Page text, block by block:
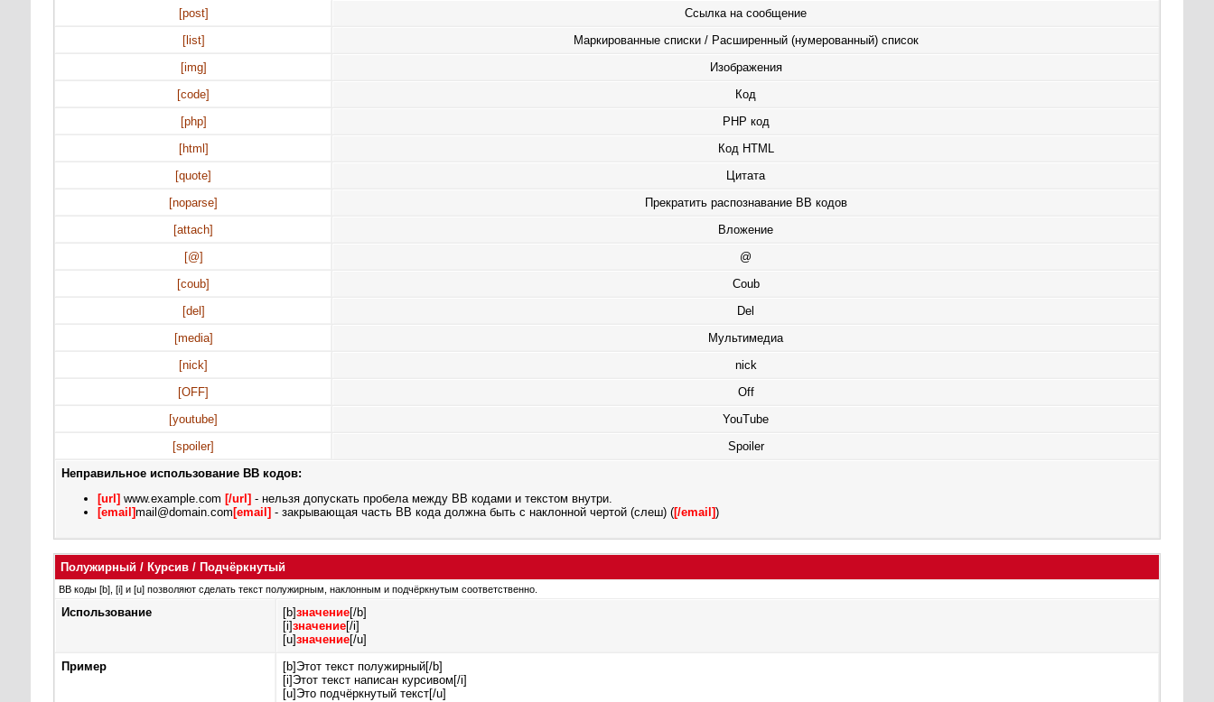
[post]
Ссылка на сообщение
[list]
Маркированные списки / Расширенный (нумерованный) список
[img]
Изображения
[code]
Код
[php]
PHP код
[html]
Код HTML
[quote]
Цитата
[noparse]
Прекратить распознавание BB кодов
[attach]
Вложение
[@]
@
[coub]
Coub
[del]
Del
[media]
Мультимедиа
[nick]
nick
[OFF]
Off
[youtube]
YouTube
[spoiler]
Spoiler
Неправильное использование BB кодов:
[url] www.example.com [/url] - нельзя допускать пробела между BB кодами и текстом внутри.
[email]mail@domain.com [email] - закрывающая часть BB кода должна быть с наклонной чертой (слеш) ([/email])
Полужирный / Курсив / Подчёркнутый
BB коды [b], [i] и [u] позволяют сделать текст полужирным, наклонным и подчёркнутым соответственно.
Использование [b]значение[/b]
[i]значение[/i]
[u]значение[/u]
Пример
[b]Этот текст полужирный[/b]
[i]Этот текст написан курсивом[/i]
[u]Это подчёркнутый текст[/u]